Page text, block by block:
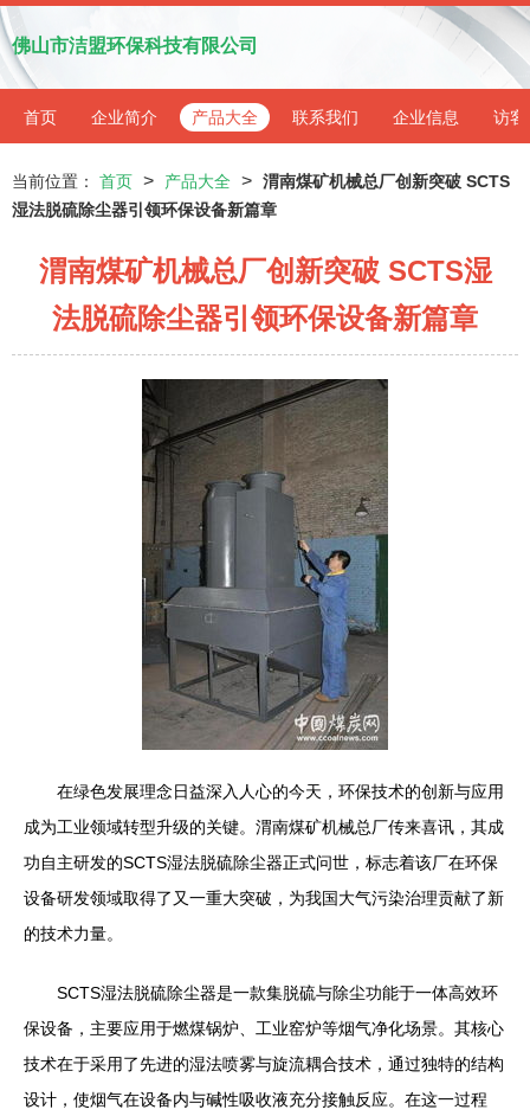
佛山市洁盟环保科技有限公司
首页 企业简介 产品大全 联系我们 企业信息 访客
当前位置： 首页 > 产品大全 > 渭南煤矿机械总厂创新突破 SCTS
湿法脱硫除尘器引领环保设备新篇章
渭南煤矿机械总厂创新突破 SCTS湿
法脱硫除尘器引领环保设备新篇章
在绿色发展理念日益深入人心的今天，环保技术的创新与应用
成为工业领域转型升级的关键。渭南煤矿机械总厂传来喜讯，其成
功自主研发的SCTS湿法脱硫除尘器正式问世，标志着该厂在环保
设备研发领域取得了又一重大突破，为我国大气污染治理贡献了新
的技术力量。
SCTS湿法脱硫除尘器是一款集脱硫与除尘功能于一体高效环
保设备，主要应用于燃煤锅炉、工业窑炉等烟气净化场景。其核心
技术在于采用了先进的湿法喷雾与旋流耦合技术，通过独特的结构
设计，使烟气在设备内与碱性吸收液充分接触反应。在这一过程